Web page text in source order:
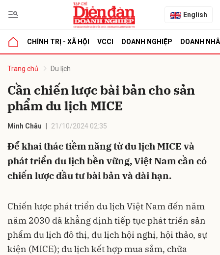
English
CHÍNH TRỊ - XÃ HỘI VCCI DOANH NGHIỆP DOANH
Trang chủ Du lịch
Cần chiến lược bài bản cho sản
phẩm du lịch MICE
Minh Châu 21/10/2024 02:35
Để khai thác tiềm năng từ du lịch MICE và
phát triển du lịch bền vững, Việt Nam cần có
chiến lược đầu tư bài bản và dài hạn.
Chiến lược phát triển du lịch Việt Nam đến năm
năm 2030 đã khẳng định tiếp tục phát triển sản
phẩm du lịch đô thị, du lịch hội nghị, hội thảo, sự
kiện (MICE); du lịch kết hợp mua sắm, chữa
luận
Hủy